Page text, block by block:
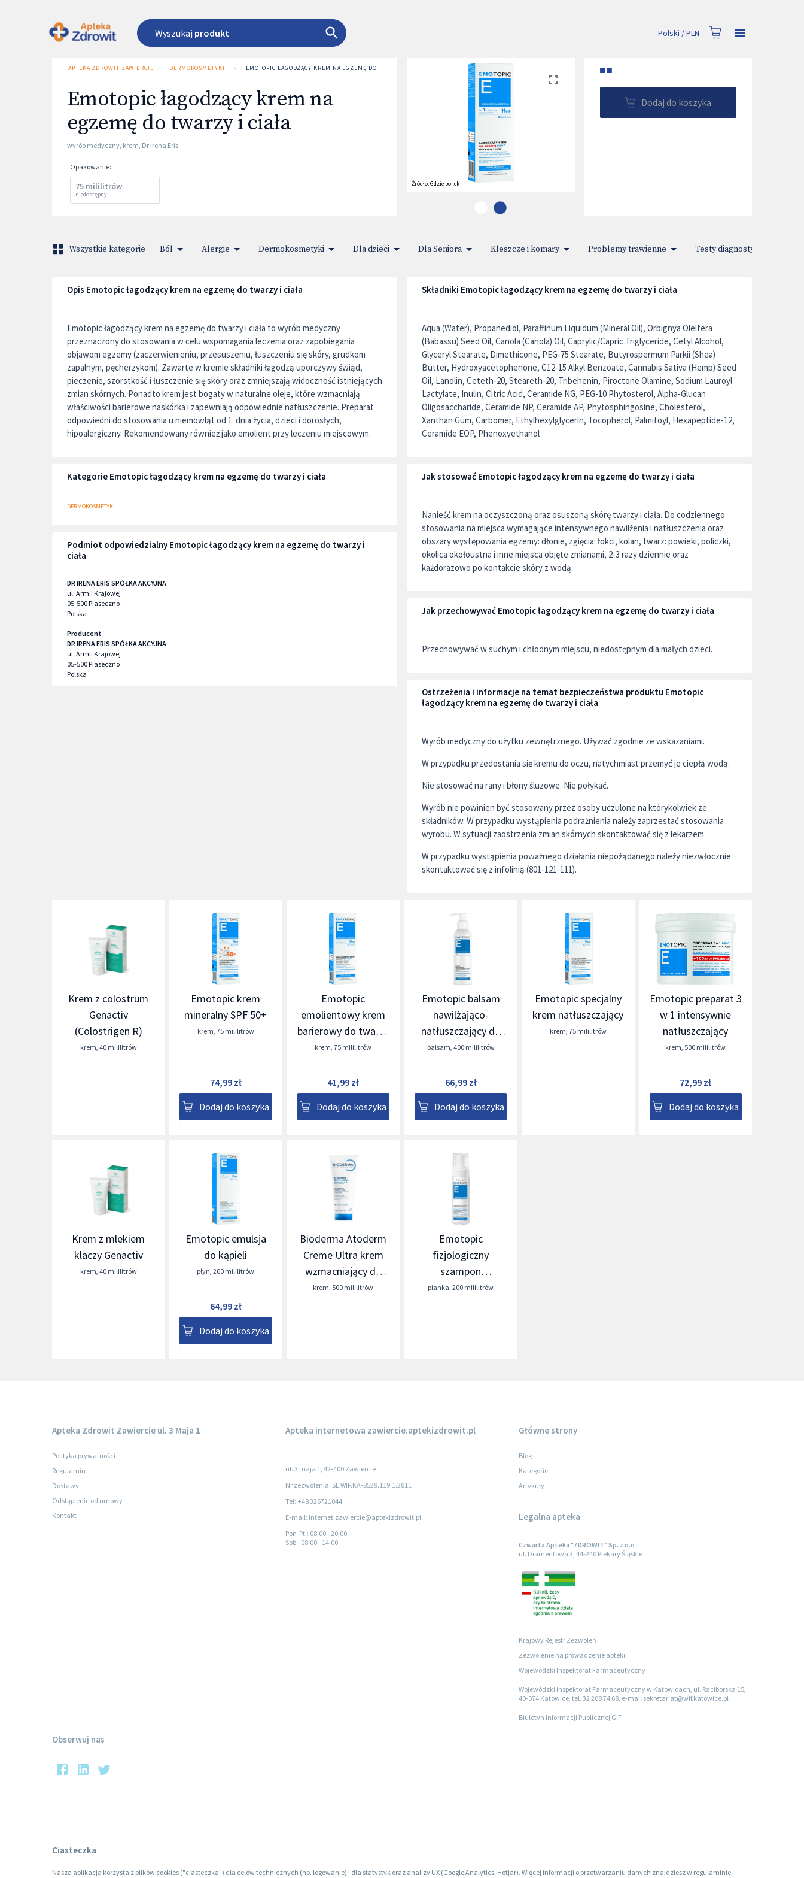
Wyszukaj produkt Polski /PLN
APTEKA ZDROWIT ZAWIERCIE UL. 3 MAJA 1
› DERMOKOSMETYKI › EMOTOPIC ŁAGODZĄCY KREM NA EGZEMĘ DO TWARZY I CIAŁA
Emotopic łagodzący krem na
egzemę do twarzy i ciała
wyrób medyczny, krem, Dr Irena Eris
Opakowanie:
75 mililitrów
niedostępny
Źródło:Gdzie po lek
■■
Dodaj do koszyka
Wszystkie kategorie Ból Alergie Dermokosmetyki Dla dzieci Dla Seniora Kleszcze i komary Problemy trawienne Testy diagnostyczne
Opis Emotopic łagodzący krem na egzemę do twarzy i ciała
Emotopic łagodzący krem na egzemę do twarzy i ciała to wyrób medyczny
przeznaczony do stosowania w celu wspomagania leczenia oraz zapobiegania
objawom egzemy (zaczerwienieniu, przesuszeniu, łuszczeniu się skóry, grudkom
zapalnym, pęcherzykom). Zawarte w kremie składniki łagodzą uporczywy świąd,
pieczenie, szorstkość i łuszczenie się skóry oraz zmniejszają widoczność istniejących
zmian skórnych. Ponadto krem jest bogaty w naturalne oleje, które wzmacniają
właściwości barierowe naskórka i zapewniają odpowiednie natłuszczenie. Preparat
odpowiedni do stosowania u niemowląt od 1. dnia życia, dzieci i dorosłych,
hipoalergiczny. Rekomendowany również jako emolient przy leczeniu miejscowym.
Kategorie Emotopic łagodzący krem na egzemę do twarzy i ciała
DERMOKOSMETYKI
Podmiot odpowiedzialny Emotopic łagodzący krem na egzemę do twarzy i
ciała
DR IRENA ERIS SPÓŁKA AKCYJNA
ul. Armii Krajowej
05-500Piaseczno
Polska
Producent
DR IRENA ERIS SPÓŁKA AKCYJNA
ul. Armii Krajowej
05-500Piaseczno
Polska
Składniki Emotopic łagodzący krem na egzemę do twarzy i ciała
Aqua (Water), Propanediol, Paraffinum Liquidum (Mineral Oil), Orbignya Oleifera
(Babassu) Seed Oil, Canola (Canola) Oil, Caprylic/Capric Triglyceride, Cetyl Alcohol,
Glyceryl Stearate, Dimethicone, PEG-75 Stearate, Butyrospermum Parkii (Shea)
Butter, Hydroxyacetophenone, C12-15 Alkyl Benzoate, Cannabis Sativa (Hemp) Seed
Oil, Lanolin, Ceteth-20, Steareth-20, Tribehenin, Piroctone Olamine, Sodium Lauroyl
Lactylate, Inulin, Citric Acid, Ceramide NG, PEG-10 Phytosterol, Alpha-Glucan
Oligosaccharide, Ceramide NP, Ceramide AP, Phytosphingosine, Cholesterol,
Xanthan Gum, Carbomer, Ethylhexylglycerin, Tocopherol, Palmitoyl, Hexapeptide-12,
Ceramide EOP, Phenoxyethanol
Jak stosować Emotopic łagodzący krem na egzemę do twarzy i ciała
Nanieść krem na oczyszczoną oraz osuszoną skórę twarzy i ciała. Do codziennego
stosowania na miejsca wymagające intensywnego nawilżenia i natłuszczenia oraz
obszary występowania egzemy: dłonie, zgięcia: łokci, kolan, twarz: powieki, policzki,
okolica okołoustna i inne miejsca objęte zmianami, 2-3 razy dziennie oraz
każdorazowo po kontakcie skóry z wodą.
Jak przechowywać Emotopic łagodzący krem na egzemę do twarzy i ciała
Przechowywać w suchym i chłodnym miejscu, niedostępnym dla małych dzieci.
Ostrzeżenia i informacje na temat bezpieczeństwa produktu Emotopic
łagodzący krem na egzemę do twarzy i ciała
Wyrób medyczny do użytku zewnętrznego. Używać zgodnie ze wskazaniami.
W przypadku przedostania się kremu do oczu, natychmiast przemyć je ciepłą wodą.
Nie stosować na rany i błony śluzowe. Nie połykać.
Wyrób nie powinien być stosowany przez osoby uczulone na którykolwiek ze
składników. W przypadku wystąpienia podrażnienia należy zaprzestać stosowania
wyrobu. W sytuacji zaostrzenia zmian skórnych skontaktować się z lekarzem.
W przypadku wystąpienia poważnego działania niepożądanego należy niezwłocznie
skontaktować się z infolinią (801-121-111).
Krem z colostrum
Genactiv
(Colostrigen R)
krem 40 mililitrów
Emotopic krem
mineralny SPF 50+
krem 75 mililitrów
74,99 zł
Dodaj do koszyka
Emotopic
emolientowy krem
barierowy do twarzy
i ciała
krem ,75 mililitrów
41,99 zł
Dodaj do koszyka
Emotopic balsam
nawilżająco-
natłuszczający do
ciała
balsam 400 mililitrów
66,99 zł
Dodaj do koszyka
Emotopic specjalny
krem natłuszczający
krem 75 mililitrów
Emotopic preparat 3
w 1 intensywnie
natłuszczający
krem 500 mililitrów
72,99 zł
Dodaj do koszyka
Krem z mlekiem
klaczy Genactiv
krem 40 mililitrów
Emotopic emulsja
do kąpieli
płyn ,200 mililitrów
64,99 zł
Dodaj do koszyka
Bioderma Atoderm
Creme Ultra krem
wzmacniający do
skóry suchej
krem 500 mililitrów
Emotopic
fizjologiczny
szampon
nawilżający w piance
pianka ,200 mililitrów
Apteka Zdrowit Zawiercie ul. 3 Maja 1
Polityka prywatności
Regulamin
Dostawy
Odstąpienie od umowy
Kontakt
Apteka internetowa zawiercie.aptekizdrowit.pl
ul. 3 maja 1, 42-400 Zawiercie
Nr zezwolenia: ŚL WIF.KA-8529.119.1.2011
Tel: +48 326721044
E-mail: internet.zawiercie@aptekizdrowit.pl
Pon-Pt.: 08:00 - 20:00
Sob.: 08:00 - 14:00
Główne strony
Blog
Kategorie
Artykuły
Legalna apteka
Czwarta Apteka "ZDROWIT" Sp. z o.o
ul. Diamentowa 3, 44-240 Piekary Śląskie
Krajowy Rejestr Zezwoleń
Zezwolenie na prowadzenie apteki
Wojewódzki Inspektorat Farmaceutyczny
Wojewódzki Inspektorat Farmaceutyczny w Katowicach, ul. Raciborska 15,
40-074 Katowice, tel. 32 208 74 68, e-mail sekretariat@wif.katowice.pl
Biuletyn Informacji Publicznej GIF
Obserwuj nas
Ciasteczka
Nasza aplikacja korzysta z plików cookies ("ciasteczka") dla celów technicznych (np. logowanie) i dla statystyk oraz analizy UX (Google Analytics, Hotjar). Więcej informacji o przetwarzaniu danych znajdziesz w regulaminie.